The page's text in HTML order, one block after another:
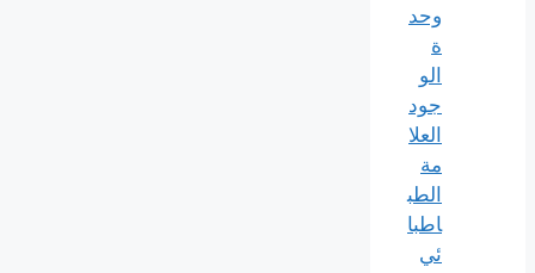
وحد
ة
الو
جود
العلا
مة
الطب
اطبا
ئي